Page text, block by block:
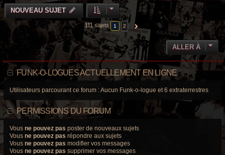
NOUVEAU SUJET
111 sujets 1 2 SUIVANTE
ALLER À
FUNK-O-LOGUES ACTUELLEMENT EN LIGNE
Utilisateurs parcourant ce forum : Aucun Funk-o-logue et 6 extraterrestres
PERMISSIONS DU FORUM
Vous ne pouvez pas poster de nouveaux sujets
Vous ne pouvez pas répondre aux sujets
Vous ne pouvez pas modifier vos messages
Vous ne pouvez pas supprimer vos messages